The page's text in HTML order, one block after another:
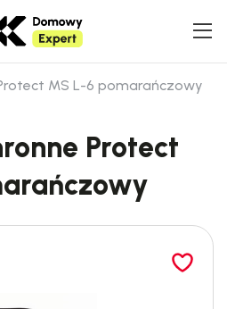
MS L-6 pomarańczowy
Protect